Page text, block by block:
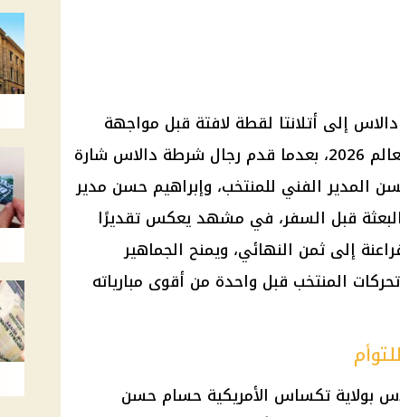
إلى أتلانتا لقطة لافتة قبل مواجهة
الأرجنتين في دور الـ16 من كأس العالم 2026، بعدما قدم رجال شرطة دالاس شارة
المدير الفني للمنتخب، وإبراهيم حسن مدير
البعثة قبل السفر، في مشهد يعكس تقديرًا
إلى ثمن النهائي، ويمنح الجماهير
المنتخب قبل واحدة من أقوى مبارياته
بولاية تكساس الأمريكية حسام حسن